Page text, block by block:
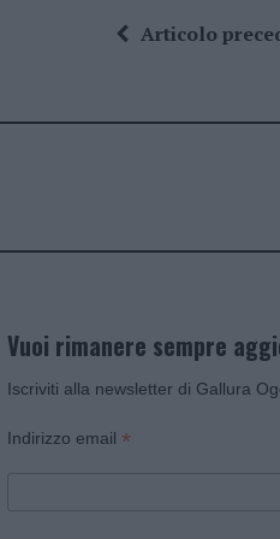
te ata
Articolo
Vuoi rimanere sempre
Iscriviti alla newsletter di Gallura
Indirizzo email *